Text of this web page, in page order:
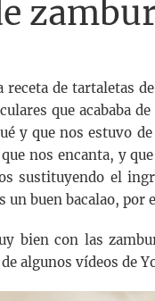
de tartaletas
que acababa
y que nos estuvo
nos encanta, y
sustituyendo el
un buen bacalao, por
bien con las
algunos vídeos de